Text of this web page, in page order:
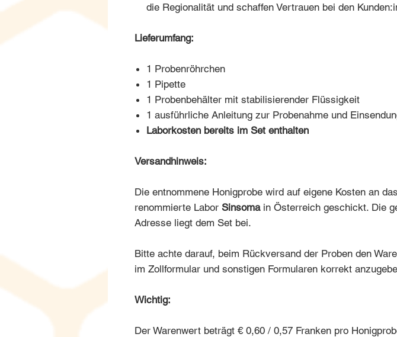
die Regionalität und schaffen Vertrauen bei den
Lieferumfang:
1 Probenröhrchen
1 Pipette
1 Probenbehälter mit stabilisierender Flüssigkeit
1 ausführliche Anleitung zur Probenahme und
Laborkosten bereits im Set enthalten
Versandhinweis:
Die entnommene Honigprobe wird auf eigene Kosten an das
renommierte Labor Sinsomain Österreich geschickt. Die
Adresse liegt dem Set bei.
Bitte achte darauf, beim Rückversand der Proben den
im Zollformular und sonstigen Formularen korrekt
Wichtig:
Der Warenwert beträgt € 0,60 / 0,57 Franken pro